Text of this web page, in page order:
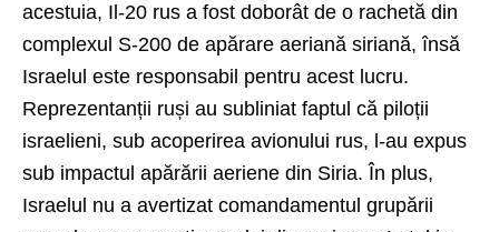
acestuia, Il-20 rus a fost doborât de o rachetă din
complexul S-200 de apărare aeriană siriană, însă
Israelul este responsabil pentru acest lucru.
Reprezentanții ruși au subliniat faptul că piloții
israelieni, sub acoperirea avionului rus, l-au expus
sub impactul apărării aeriene din Siria. În plus,
Israelul nu a avertizat comandamentul grupării